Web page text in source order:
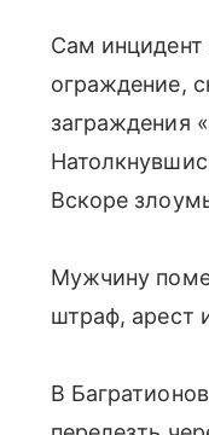
Сам
ограждение,
заграждения
Вскоре
Мужчину
штраф, арест
В